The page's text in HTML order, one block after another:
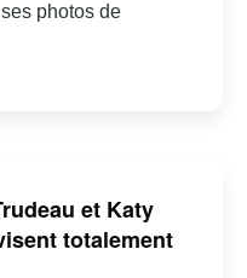
photos de
et Katy
totalement